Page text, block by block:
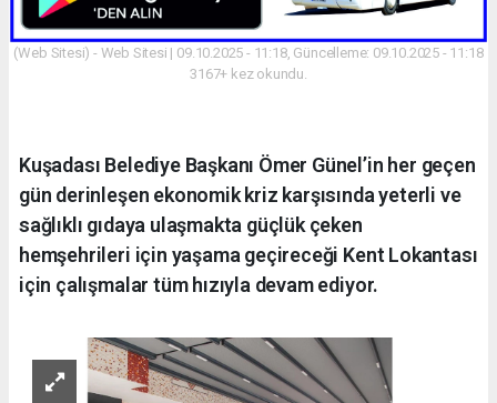
(Web Sitesi) - Web Sitesi | 09.10.2025 - 11:18, Güncelleme: 09.10.2025 - 11:18
3167+ kez okundu.
Kuşadası Belediye Başkanı Ömer Günel’in her geçen
gün derinleşen ekonomik kriz karşısında yeterli ve
sağlıklı gıdaya ulaşmakta güçlük çeken
hemşehrileri için yaşama geçireceği Kent Lokantası
için çalışmalar tüm hızıyla devam ediyor.